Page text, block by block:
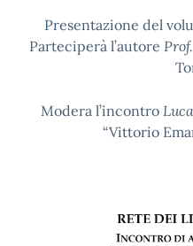
Presentazione del
Parteciperà l’autore
Modera l’incontro
“Vittorio